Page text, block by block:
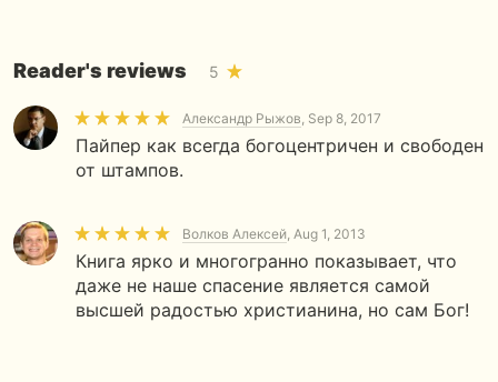
Reader's reviews 5
Александр Рыжов, Sep 8, 2017
Пайпер как всегда богоцентричен и свободен
от штампов.
Волков Алексей, Aug 1, 2013
Книга ярко и многогранно показывает, что
даже не наше спасение является самой
высшей радостью христианина, но сам Бог!